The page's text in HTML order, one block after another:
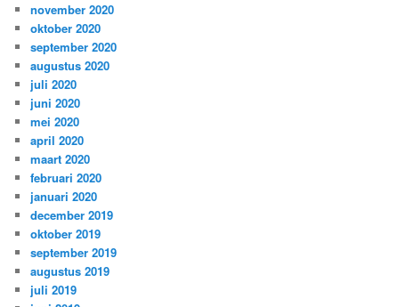
november 2020
oktober 2020
september 2020
augustus 2020
juli 2020
juni 2020
mei 2020
april 2020
maart 2020
februari 2020
januari 2020
december 2019
oktober 2019
september 2019
augustus 2019
juli 2019